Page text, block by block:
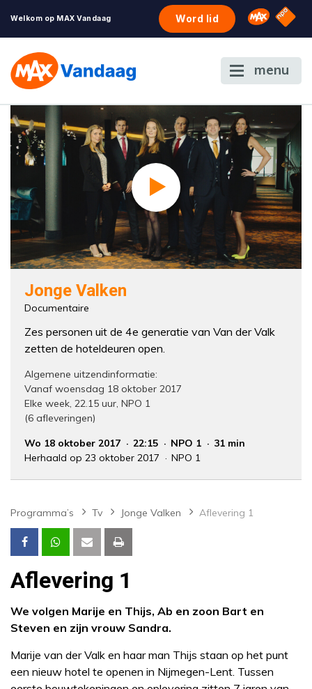
Welkom op MAX Vandaag Word lid Omroep
NPO
menu
Jonge Valken
Documentaire
Zes personen uit de 4e generatie van Van der Valk
zetten de hoteldeuren open.
Algemene uitzendinformatie:
Vanaf woensdag 18 oktober 2017
Elke week, 22.15 uur, NPO 1
(6 afleveringen)
Wo 18 oktober 2017
22:15 NPO 1
31 min
Herhaald op 23 oktober 2017
NPO 1
Programma’s Tv Jonge Valken Aflevering 1
Aflevering 1
We volgen Marije en Thijs, Ab en zoon Bart en
Steven en zijn vrouw Sandra.
Marije van der Valk en haar man Thijs staan op het punt
een nieuw hotel te openen in Nijmegen-Lent. Tussen